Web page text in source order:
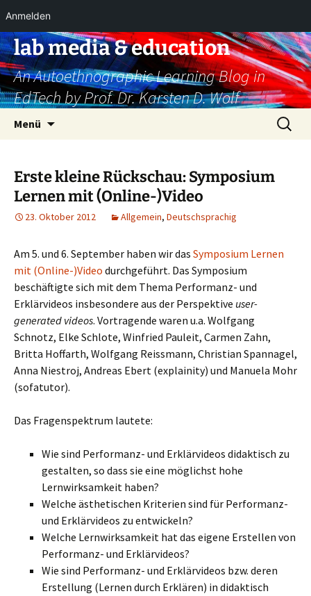
Anmelden
Zum
Inhalt
springen
lab media & education
An Autoethnographic Learning Blog in
EdTech by Prof. Dr. Karsten D. Wolf
Menü
Suchen
nach:
Erste kleine Rückschau: Symposium
Lernen mit (Online-)Video
23. Oktober 2012 Allgemein, Deutschsprachig
Am 5. und 6. September haben wir das Symposium Lernen
mit (Online-)Video durchgeführt. Das Symposium
beschäftigte sich mit dem Thema Performanz- und
Erklärvideos insbesondere aus der Perspektive user-
generated videos. Vortragende waren u.a. Wolfgang
Schnotz, Elke Schlote, Winfried Pauleit, Carmen Zahn,
Britta Hoffarth, Wolfgang Reissmann, Christian Spannagel,
Anna Niestroj, Andreas Ebert (explainity) und Manuela Mohr
(sofatutor).
Das Fragenspektrum lautete:
Wie sind Performanz- und Erklärvideos didaktisch zu
gestalten, so dass sie eine möglichst hohe
Lernwirksamkeit haben?
Welche ästhetischen Kriterien sind für Performanz-
und Erklärvideos zu entwickeln?
Welche Lernwirksamkeit hat das eigene Erstellen von
Performanz- und Erklärvideos?
Wie sind Performanz- und Erklärvideos bzw. deren
Erstellung (Lernen durch Erklären) in didaktisch